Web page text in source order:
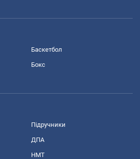
Баскетбол
Бокс
Підручники
ДПА
НМТ